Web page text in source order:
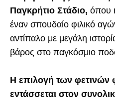
Παγκρήτιο Στάδιο, όπου
έναν σπουδαίο φιλικό
αντίπαλο με μεγάλη
βάρος στο παγκόσμιο
Η επιλογή των φετινών
εντάσσεται στον